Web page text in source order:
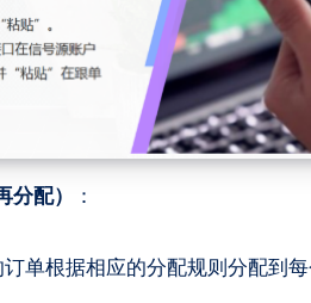
配） ：
单根据相应的分配规则分配到每